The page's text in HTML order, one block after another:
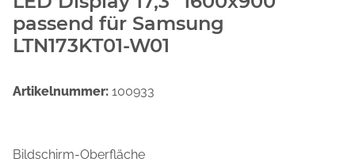
passend für Samsung
LTN173KT01-W01
Artikelnummer: 100933
Bildschirm-Oberfläche